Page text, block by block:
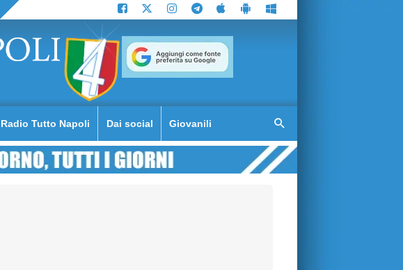
Radio Tutto Napoli Dai social Giovanili